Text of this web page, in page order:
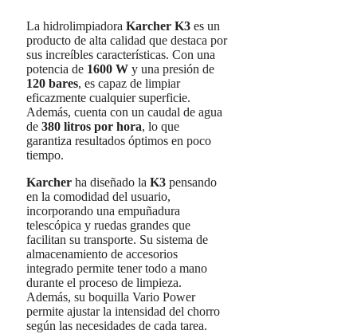
La hidrolimpiadora Karcher K3 es un
producto de alta calidad que destaca por
sus increíbles características. Con una
potencia de 1600 W y una presión de
120 bares, es capaz de limpiar
eficazmente cualquier superficie.
Además, cuenta con un caudal de agua
de 380 litros por hora, lo que
garantiza resultados óptimos en poco
tiempo.
Karcher ha diseñado la K3 pensando
en la comodidad del usuario,
incorporando una empuñadura
telescópica y ruedas grandes que
facilitan su transporte. Su sistema de
almacenamiento de accesorios
integrado permite tener todo a mano
durante el proceso de limpieza.
Además, su boquilla Vario Power
permite ajustar la intensidad del chorro
según las necesidades de cada tarea.